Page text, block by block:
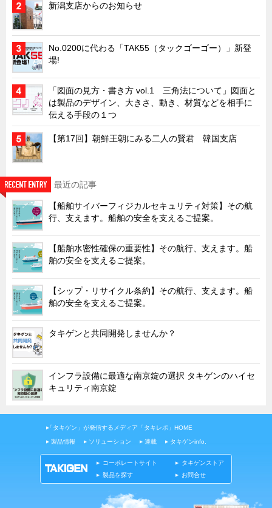
展示会情報／出展告知
展示会情報／報告レポート
工場見学
海外出張
社外セミナー
タキゲンの歴史
タキゲン売上ランキング
タキスポ
タキ旅レポ
タキネタ
韓国
上海
タイ
台湾
採用情報
インタビュー
入社１年目アンケート
入社式・創立記念式典
メディア情報
新潟支店からのお知らせ
No.0200に代わる「TAK55（タックゴーゴー）」新登
場!
「図面の見方・書き方 vol.1 三角法について」図面と
は製品のデザイン、大きさ、動き、材質などを相手に
伝える手段の１つ
【第17回】朝鮮王朝にみる二人の賢君 韓国支店
最近の記事
【船舶サイバーフィジカルセキュリティ対策】その航
行、支えます。船舶の安全を支えるご提案。
【船舶水密性確保の重要性】その航行、支えます。船
舶の安全を支えるご提案。
【シップ・リサイクル条約】その航行、支えます。船
舶の安全を支えるご提案。
タキゲンと共同開発しませんか？
インフラ設備に最適な南京錠の選択 タキゲンのハイセ
キュリティ南京錠
「タキゲン」が発信するメディア「タキレポ」HOME
製品情報 ソリューション 連載 タキゲンinfo.
コーポレートサイト
タキゲンストア
製品を探す
お問合せ